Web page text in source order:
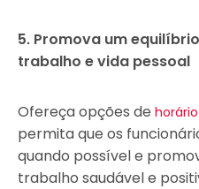
5. Promova um
trabalho e vida pessoal
Ofereça opções de
permita que os
quando possível e
trabalho saudável e